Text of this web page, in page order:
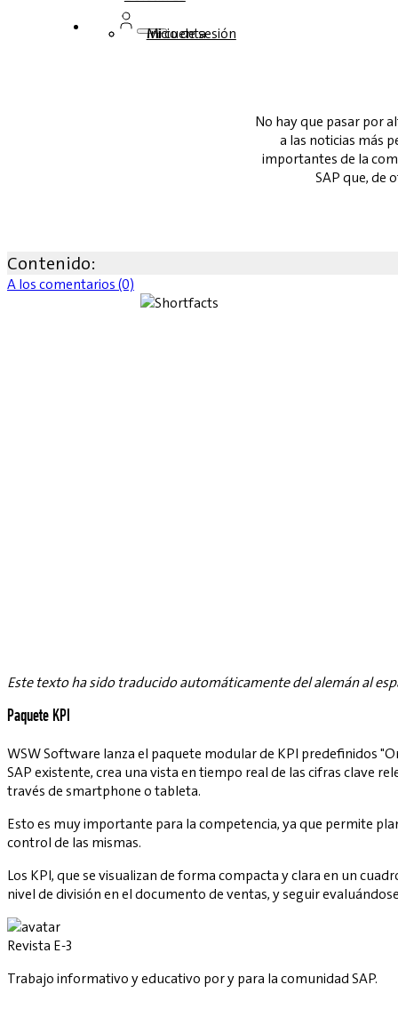
Inicio de sesión
Mi cuenta
No hay que pasar por
a las noticias más
importantes de la
SAP que, de
Contenido:
A los comentarios (0)
Este texto ha sido traducido automáticamente del alemán al
Paquete KPI
WSW Software lanza el paquete modular de KPI predefinidos
SAP existente, crea una vista en tiempo real de las cifras clave
través de smartphone o tableta.
Esto es muy importante para la competencia, ya que permite
control de las mismas.
Los KPI, que se visualizan de forma compacta y clara en un
nivel de división en el documento de ventas, y seguir
Revista E-3
Trabajo informativo y educativo por y para la comunidad SAP.